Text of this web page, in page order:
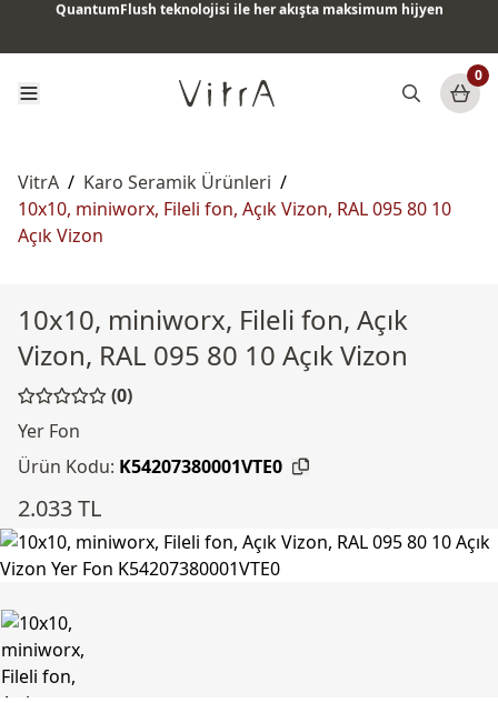
QuantumFlush teknolojisi ile her akışta maksimum hijyen
0
VitrA / Karo Seramik Ürünleri /
10x10, miniworx, Fileli fon, Açık Vizon, RAL 095 80 10
Açık Vizon
10x10, miniworx, Fileli fon, Açık
Vizon, RAL 095 80 10 Açık Vizon
(0)
Yer Fon
Ürün Kodu: K54207380001VTE0
2.033 TL